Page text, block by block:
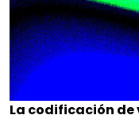
La codificación de